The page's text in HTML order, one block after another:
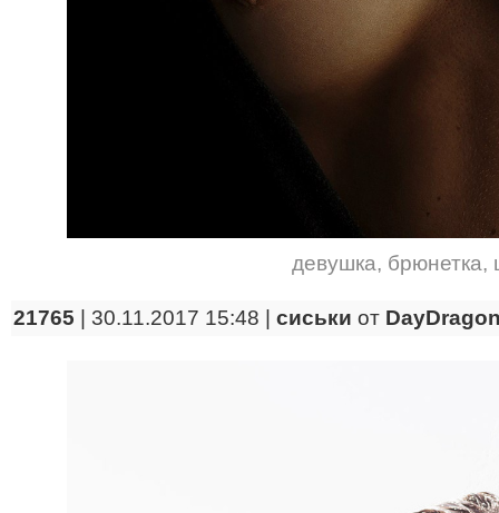
девушка, брюнетка,
21765 | 30.11.2017 15:48 | сиськи от